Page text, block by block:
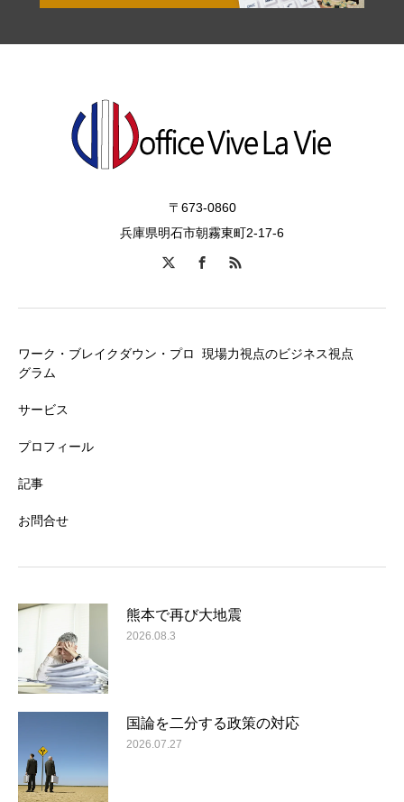
〒673-0860
兵庫県明石市朝霧東町2-17-6
ワーク・ブレイクダウン・プロ
グラム
サービス
プロフィール
記事
お問合せ
現場力視点のビジネス視点
熊本で再び大地震
2026.08.3
国論を二分する政策の対応
2026.07.27